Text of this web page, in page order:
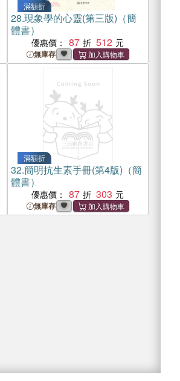
滿額折
28.現象學的心靈(第三版)（簡
體書）
優惠價： 87 512
無庫存
滿額折
32.簡明抗生素手冊(第4版)（簡
體書）
優惠價： 87 303
無庫存